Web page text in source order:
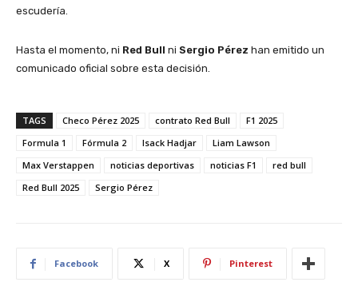
escudería.
Hasta el momento, ni Red Bull ni Sergio Pérez han emitido un
comunicado oficial sobre esta decisión.
TAGS Checo Pérez 2025 contrato Red Bull
F1 2025
Formula 1
Fórmula 2 Isack Hadjar
Liam Lawson
Max Verstappen
noticias deportivas noticias F1
red bull
Red Bull 2025
Sergio Pérez
Facebook X Pinterest